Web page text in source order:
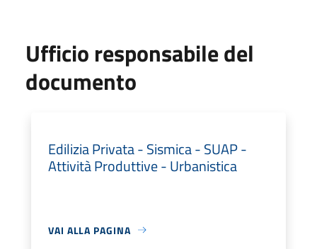
Ufficio responsabile del
documento
Edilizia Privata - Sismica - SUAP -
Attività Produttive - Urbanistica
VAI ALLA PAGINA